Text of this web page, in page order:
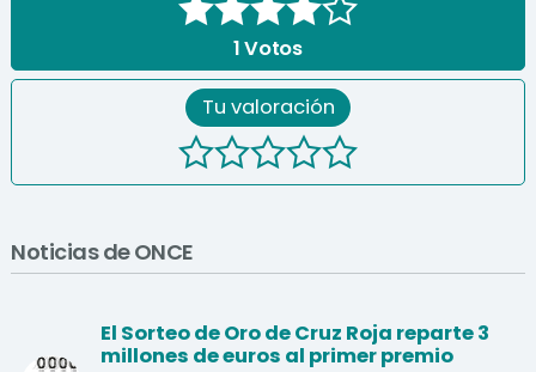
1Votos
Tu valoración
Noticias de ONCE
El Sorteo de Oro de Cruz Roja reparte 3
millones de euros al primer premio